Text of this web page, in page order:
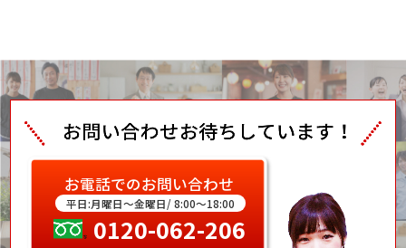
お電話でのお問い合わせ
平日:月曜日～金曜日/ 8:00～18:00
0120-062-206